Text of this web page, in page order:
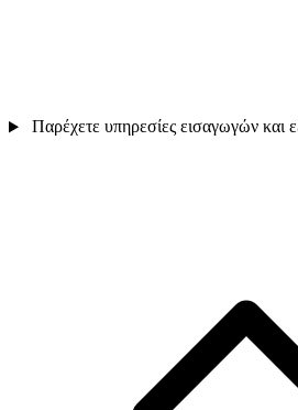
Παρέχετε υπηρεσίες εισαγωγών και